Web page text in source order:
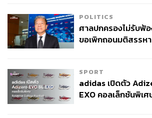
POLITICS
ศาลปกครองไม่รับฟ้
ขอเพิกถอนมติสรรห
SPORT
adidas เปิดตัว
EXO คอลเล็กชันพิเ